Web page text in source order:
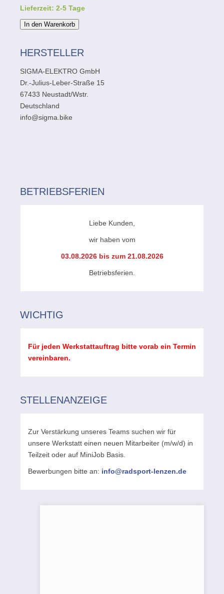
Lieferzeit: 2-5 Tage
In den Warenkorb
HERSTELLER
SIGMA-ELEKTRO GmbH
Dr.-Julius-Leber-Straße 15
67433 Neustadt/Wstr.
Deutschland
info@sigma.bike
BETRIEBSFERIEN
Liebe Kunden,
wir haben vom
03.08.2026 bis zum 21.08.2026
Betriebsferien.
WICHTIG
Für jeden Werkstattauftrag bitte vorab ein Termin
vereinbaren.
STELLENANZEIGE
Zur Verstärkung unseres Teams suchen wir für
unsere Werkstatt einen neuen Mitarbeiter (m/w/d) in
Teilzeit oder auf MiniJob Basis.
Bewerbungen bitte an: info@radsport-lenzen.de